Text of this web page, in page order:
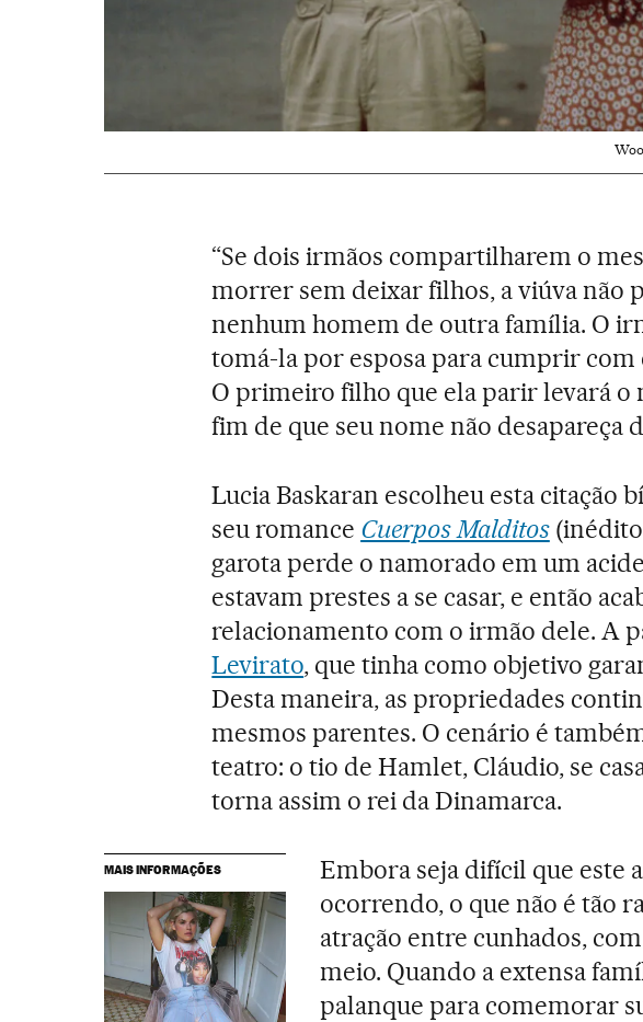
“Se dois irmãos compartilharem o
morrer sem deixar filhos, a viúva não
nenhum homem de outra família. O
tomá-la por esposa para cumprir com
O primeiro filho que ela parir levará o
fim de que seu nome não desapareça
Lucia Baskaran escolheu esta citação
seu romance Cuerpos Malditos(inédito
garota perde o namorado em um
estavam prestes a se casar, e então
relacionamento com o irmão dele. A
Levirato, que tinha como objetivo
Desta maneira, as propriedades
mesmos parentes. O cenário é
teatro: o tio de Hamlet, Cláudio, se
torna assim o rei da Dinamarca.
MAIS INFORMAÇÕES
Embora seja difícil que este
ocorrendo, o que não é tão
atração entre cunhados,
meio. Quando a extensa
palanque para comemorar